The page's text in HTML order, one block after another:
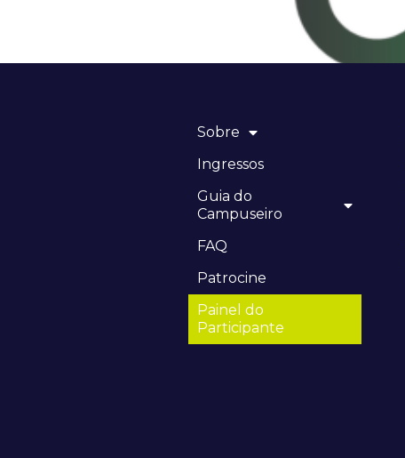
Sobre
Ingressos
Guia do
Campuseiro
FAQ
Patrocine
Painel do
Participante